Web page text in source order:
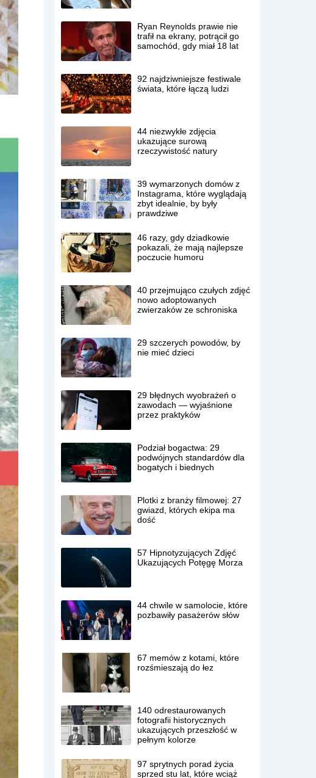
Ryan Reynolds prawie nie
trafił na ekrany, potrącił go
samochód, gdy miał 18 lat
92 najdziwniejsze festiwale
świata, które łączą ludzi
44 niezwykłe zdjęcia
ukazujące surową
rzeczywistość natury
39 wymarzonych domów z
Instagrama, które wyglądają
zbyt idealnie, by były
prawdziwe
46 razy, gdy dziadkowie
pokazali, że mają najlepsze
poczucie humoru
40 przejmująco czułych zdjęć
nowo adoptowanych
zwierzaków ze schroniska
29 szczerych powodów, by
nie mieć dzieci
29 błędnych wyobrażeń o
zawodach — wyjaśnione
przez praktyków
Podział bogactwa: 29
podwójnych standardów dla
bogatych i biednych
Plotki z branży filmowej: 27
gwiazd, których ekipa ma
dość
57 Hipnotyzujących Zdjęć
Ukazujących Potęgę Morza
44 chwile w samolocie, które
pozbawiły pasażerów słów
67 memów z kotami, które
rozśmieszają do łez
140 odrestaurowanych
fotografii historycznych
ukazujących przeszłość w
pełnym kolorze
97 sprytnych porad życia
sprzed stu lat, które wciąż